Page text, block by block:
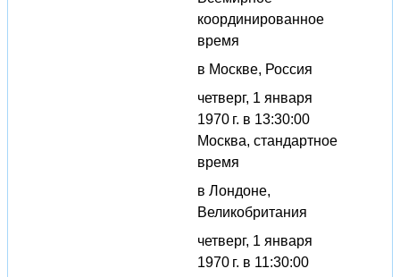
координированное
время
в Москве, Россия
четверг, 1 января
1970 г. в 13:30:00
Москва, стандартное
время
в Лондоне,
Великобритания
четверг, 1 января
1970 г. в 11:30:00